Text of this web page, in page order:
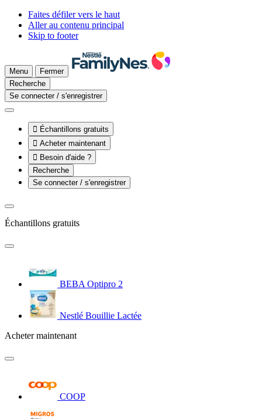
Faites défiler vers le haut
Aller au contenu principal
Skip to footer
Menu
Fermer
Recherche
Se connecter / s'enregistrer
 Échantillons gratuits
 Acheter maintenant
 Besoin d'aide ?
Recherche
Se connecter / s'enregistrer
Échantillons gratuits
BEBA Optipro 2
Nestlé Bouillie Lactée
Acheter maintenant
COOP